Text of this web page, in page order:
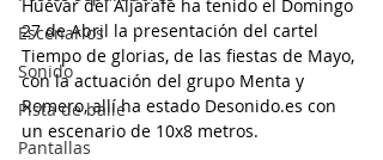
Escenarios
Sonido
Pista de baile
Pantallas
Huévar del Aljarafe ha tenido el Domingo
27 de Abril la presentación del cartel
Tiempo de glorias, de las fiestas de Mayo,
con la actuación del grupo Menta y
Romero, allí ha estado Desonido.es con
un escenario de 10x8 metros.